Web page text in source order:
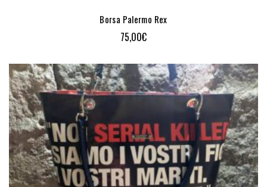
Borsa Palermo Rex
75,00€